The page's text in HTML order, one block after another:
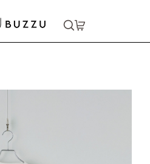
ヘビーウェイトTシャツ